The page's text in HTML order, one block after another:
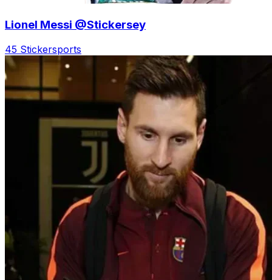
Lionel Messi @Stickersey
45 Stickersports